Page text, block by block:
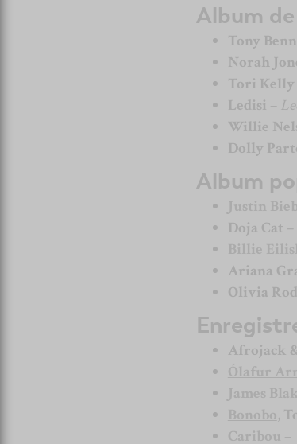
Album
Tony
Norah
Tori Kelly
Ledisi –
Willie
Dolly
Album
Justin
Doja Cat –
Billie
Ariana
Olivia
Afrojack
Ólafur
James
Bonobo,
Caribou –